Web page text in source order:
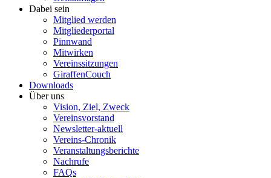
Dabei sein
Mitglied werden
Mitgliederportal
Pinnwand
Mitwirken
Vereinssitzungen
GiraffenCouch
Downloads
Über uns
Vision, Ziel, Zweck
Vereinsvorstand
Newsletter-aktuell
Vereins-Chronik
Veranstaltungsberichte
Nachrufe
FAQs